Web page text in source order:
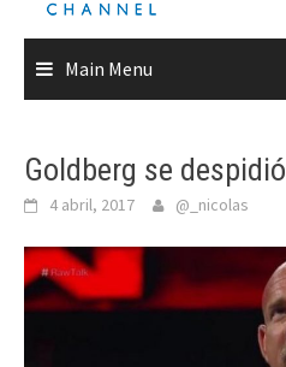
Main Menu
Goldberg se
4 abril, 2017 @_nicolas